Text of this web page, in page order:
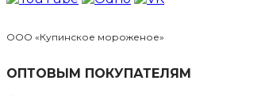
ООО «Купинское мороженое»
ОПТОВЫМ ПОКУПАТЕЛЯМ